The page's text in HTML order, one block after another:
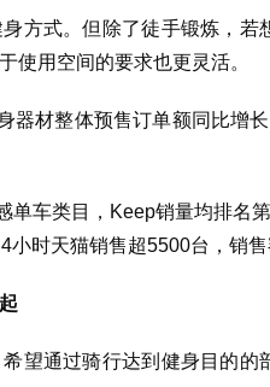
方式。但除了徒手锻炼，若
使用空间的要求也更灵活。
器材整体预售订单额同比增
单车类目，Keep销量均排名
时天猫销售超5500台，销售
望通过骑行达到健身目的的